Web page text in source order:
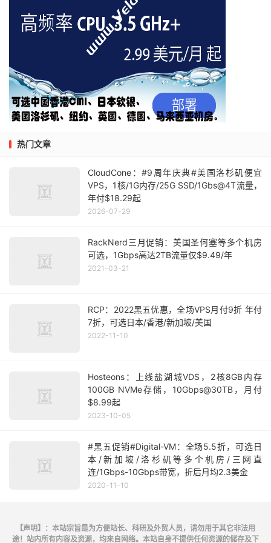
热门文章
CloudCone：#9周年庆典#美国洛杉矶便宜
VPS，1核/1G内存/25G SSD/1Gbs@4T流量，
年付$18.29起
2026-07-29
RackNerd三月促销：美国圣何塞等多个机房
可选，1Gbps高达2TB流量仅$9.49/年
2021-03-21
RCP：2022黑五优惠，全场VPS月付9折 年付
7折，可选日本/香港/新加坡/美国
2022-11-10
Hosteons：上线盐湖城VDS，2核8GB内存
100GB NVMe存储，10Gbps@30TB，月付
$8.99起
2023-10-05
#黑五促销#Digital-VM：全场5.5折，可选日
本/新加坡/洛杉矶等多个机房/三网直
连/1Gbps-10Gbps带宽，折后月均2.3美金
2020-11-10
【声明】：本站宗旨是为方便站长、科研及外贸人员，请勿用于其它非法用
途！站内所有内容及资源，均来自网络。本站自身不提供任何资源的储存及下